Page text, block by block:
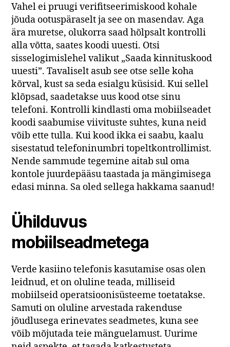
Vahel ei pruugi verifitseerimiskood kohale
jõuda ootuspäraselt ja see on masendav. Aga
ära muretse, olukorra saad hõlpsalt kontrolli
alla võtta, saates koodi uuesti. Otsi
sisselogimislehel valikut „Saada kinnituskood
uuesti”. Tavaliselt asub see otse selle koha
kõrval, kust sa seda esialgu küsisid. Kui sellel
klõpsad, saadetakse uus kood otse sinu
telefoni. Kontrolli kindlasti oma mobiilseadet
koodi saabumise viivituste suhtes, kuna neid
võib ette tulla. Kui kood ikka ei saabu, kaalu
sisestatud telefoninumbri topeltkontrollimist.
Nende sammude tegemine aitab sul oma
kontole juurdepääsu taastada ja mängimisega
edasi minna. Sa oled sellega hakkama saanud!
Ühilduvus
mobiilseadmetega
Verde kasiino telefonis kasutamise osas olen
leidnud, et on oluline teada, milliseid
mobiilseid operatsioonisüsteeme toetatakse.
Samuti on oluline arvestada rakenduse
jõudlusega erinevates seadmetes, kuna see
võib mõjutada teie mänguelamust. Uurime